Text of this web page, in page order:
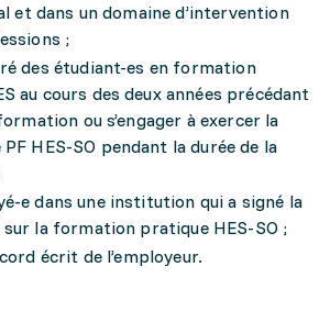
et dans un domaine d’intervention
;
des étudiant-es en formation
au cours des deux années précédant
ou s’engager à exercer la
HES-SO pendant la durée de la
e dans une institution qui a signé la
la formation pratique HES-SO ;
écrit de l’employeur.